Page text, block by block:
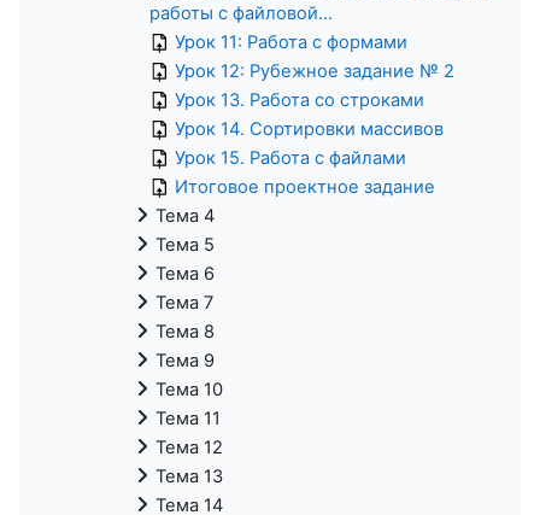
работы с файловой...
Урок 11: Работа с формами
Урок 12: Рубежное задание № 2
Урок 13. Работа со строками
Урок 14. Сортировки массивов
Урок 15. Работа с файлами
Итоговое проектное задание
Тема 4
Тема 5
Тема 6
Тема 7
Тема 8
Тема 9
Тема 10
Тема 11
Тема 12
Тема 13
Тема 14